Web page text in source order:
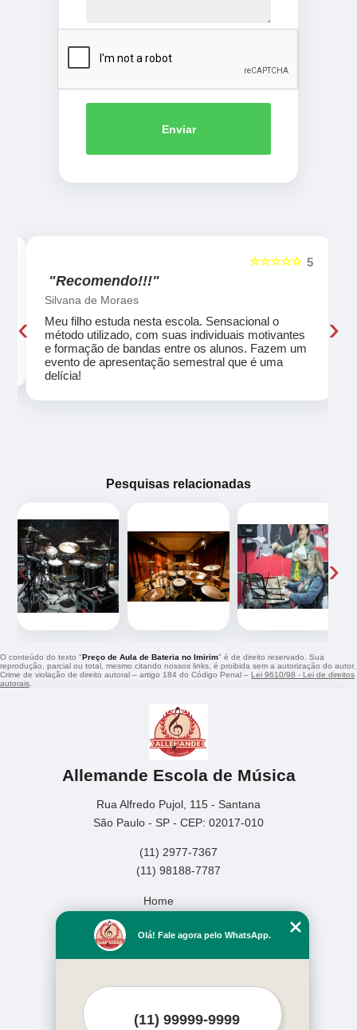
Enviar
5
☆☆☆☆☆
"Recomendo!!!"
Silvana de Moraes
Meu filho estuda nesta escola. Sensacional o
método utilizado, com suas individuais motivantes
e formação de bandas entre os alunos. Fazem um
evento de apresentação semestral que é uma
delícia!
‹ ›
Pesquisas relacionadas
‹ ›
O conteúdo do texto "Preço de Aula de Bateria no Imirim" é de direito reservado. Sua
reprodução, parcial ou total, mesmo citando nossos links, é proibida sem a autorização do autor.
Crime de violação de direito autoral – artigo 184 do Código Penal – Lei 9610/98 - Lei de direitos
autorais
Allemande Escola de Música
Rua Alfredo Pujol, 115 - Santana
São Paulo - SP - CEP: 02017-010
(11) 2977-7367
(11) 98188-7787
Home
Missão
Serviços
Mais Serviços
Olá! Fale agora pelo WhatsApp.